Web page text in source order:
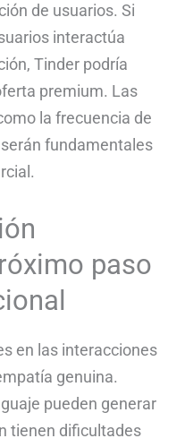
de usuarios. Si
interactúa
Tinder podría
premium. Las
la frecuencia de
fundamentales
paso
en las interacciones
genuina.
pueden generar
tienen dificultades